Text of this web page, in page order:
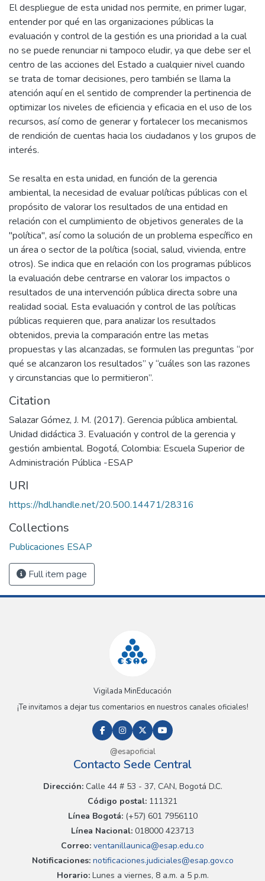
El despliegue de esta unidad nos permite, en primer lugar,
entender por qué en las organizaciones públicas la
evaluación y control de la gestión es una prioridad a la cual
no se puede renunciar ni tampoco eludir, ya que debe ser el
centro de las acciones del Estado a cualquier nivel cuando
se trata de tomar decisiones, pero también se llama la
atención aquí en el sentido de comprender la pertinencia de
optimizar los niveles de eficiencia y eficacia en el uso de los
recursos, así como de generar y fortalecer los mecanismos
de rendición de cuentas hacia los ciudadanos y los grupos de
interés.
Se resalta en esta unidad, en función de la gerencia
ambiental, la necesidad de evaluar políticas públicas con el
propósito de valorar los resultados de una entidad en
relación con el cumplimiento de objetivos generales de la
"política", así como la solución de un problema específico en
un área o sector de la política (social, salud, vivienda, entre
otros). Se indica que en relación con los programas públicos
la evaluación debe centrarse en valorar los impactos o
resultados de una intervención pública directa sobre una
realidad social. Esta evaluación y control de las políticas
públicas requieren que, para analizar los resultados
obtenidos, previa la comparación entre las metas
propuestas y las alcanzadas, se formulen las preguntas “por
qué se alcanzaron los resultados” y “cuáles son las razones
y circunstancias que lo permitieron”.
Citation
Salazar Gómez, J. M. (2017). Gerencia pública ambiental.
Unidad didáctica 3. Evaluación y control de la gerencia y
gestión ambiental. Bogotá, Colombia: Escuela Superior de
Administración Pública -ESAP
URI
https://hdl.handle.net/20.500.14471/28316
Collections
Publicaciones ESAP
Full item page
Vigilada MinEducación
¡Te invitamos a dejar tus comentarios en nuestros canales oficiales!
@esapoficial
Contacto Sede Central
Dirección:Calle 44 # 53 - 37, CAN, Bogotá D.C.
Código postal: 111321
Línea Bogotá:(+57) 601 7956110
Línea Nacional: 018000 423713
Correo: ventanillaunica@esap.edu.co
Notificaciones:notificaciones.judiciales@esap.gov.co
Horario:Lunes a viernes, 8 a.m. a 5 p.m.